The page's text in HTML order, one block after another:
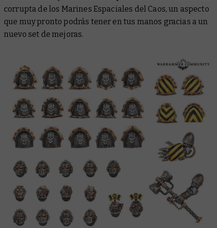
corrupta de los Marines Espaciales del Caos, un aspecto
que muy pronto podrás tener en tus manos gracias a un
nuevo set de mejoras.